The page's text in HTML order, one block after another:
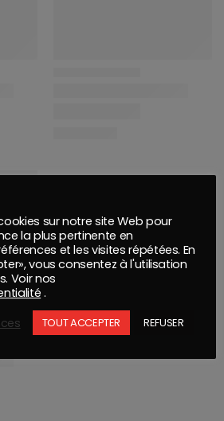
sur notre site Web pour
la plus pertinente en
et les visites répétées. En
vous consentez à l'utilisation
Voir nos
.
TOUT ACCEPTER REFUSER